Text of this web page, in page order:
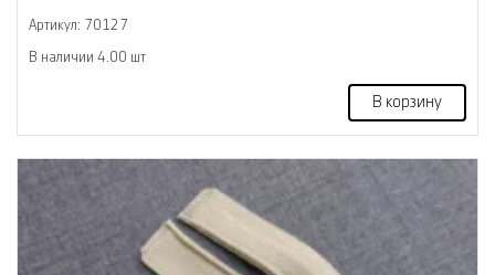
Артикул: 70127
В наличии 4.00 шт
В корзину